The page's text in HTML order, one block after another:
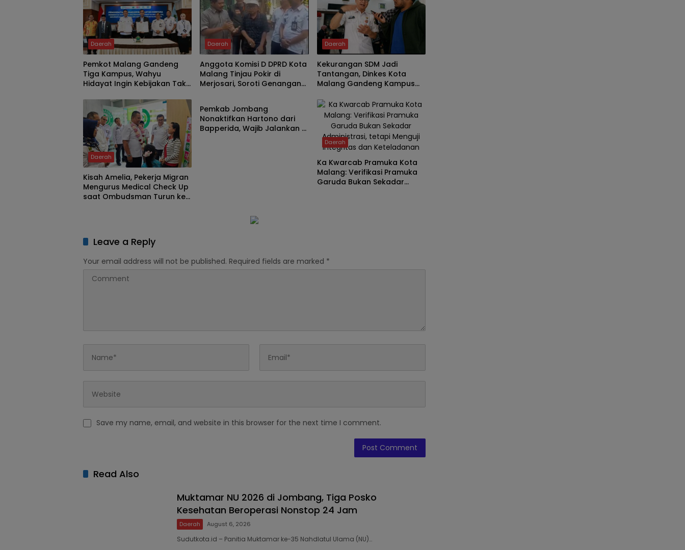
Daerah
Pemkot Malang Gandeng
Tiga Kampus, Wahyu
Hidayat Ingin Kebijakan Tak
Birokrasi
Daerah
Anggota Komisi D DPRD Kota
Malang Tinjau Pokir di
Merjosari, Soroti Genangan
Royong
Daerah
Kekurangan SDM Jadi
Tantangan, Dinkes Kota
Malang Gandeng Kampus
Masyarakat
Daerah
Kisah Amelia, Pekerja Migran
Mengurus Medical Check Up
saat Ombudsman Turun ke
Daerah
Pemkab Jombang
Nonaktifkan Hartono dari
Bapperida, Wajib Jalankan 8
Daerah
Ka Kwarcab Pramuka Kota
Malang: Verifikasi Pramuka
Garuda Bukan Sekadar
Leave a Reply
Your email address will not be published. Required fields are marked *
Save my name, email, and website in this browser for the next time I comment.
Read Also
Muktamar NU 2026 di Jombang, Tiga Posko
Kesehatan Beroperasi Nonstop 24 Jam
Daerah August 6, 2026
Sudutkota.id – Panitia Muktamar ke-35 Nahdlatul Ulama (NU)…